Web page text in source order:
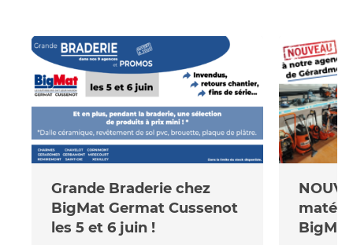
Grande Braderie chez
BigMat Germat Cussenot
les 5 et 6 juin !
NOUVEAU !!